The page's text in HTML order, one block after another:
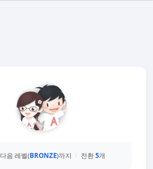
다음 레벨(BRONZE)까지 전환5개